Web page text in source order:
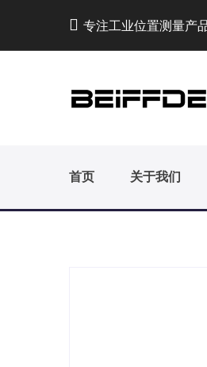
专注工业位置测量产
首页 关于我们